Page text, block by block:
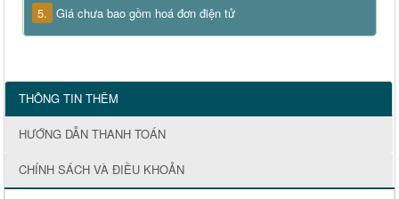
5. Giá chưa bao gồm hoá đơn điện tử
THÔNG TIN THÊM
HƯỚNG DẪN THANH TOÁN
CHÍNH SÁCH VÀ ĐIỀU KHOẢN